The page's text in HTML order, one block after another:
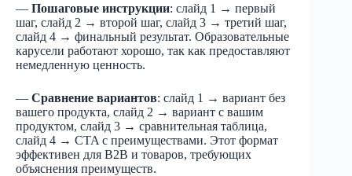
— Пошаговые инструкции: слайд 1 → первый
шаг, слайд 2 → второй шаг, слайд 3 → третий шаг,
слайд 4 → финальный результат. Образовательные
карусели работают хорошо, так как предоставляют
немедленную ценность.
— Сравнение вариантов: слайд 1 → вариант без
вашего продукта, слайд 2 → вариант с вашим
продуктом, слайд 3 → сравнительная таблица,
слайд 4 → CTA с преимуществами. Этот формат
эффективен для B2B и товаров, требующих
объяснения преимуществ.